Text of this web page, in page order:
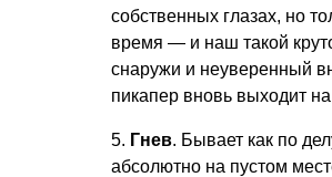
собственных глазах, но
время — и наш такой
снаружи и неуверенный
пикапер вновь выходит на
5. Гнев. Бывает как по
абсолютно на пустом